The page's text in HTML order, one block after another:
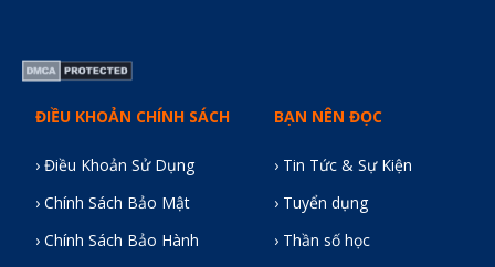
ĐIỀU KHOẢN CHÍNH SÁCH
› Điều Khoản Sử Dụng
› Chính Sách Bảo Mật
› Chính Sách Bảo Hành
BẠN NÊN ĐỌC
› Tin Tức & Sự Kiện
› Tuyển dụng
› Thần số học